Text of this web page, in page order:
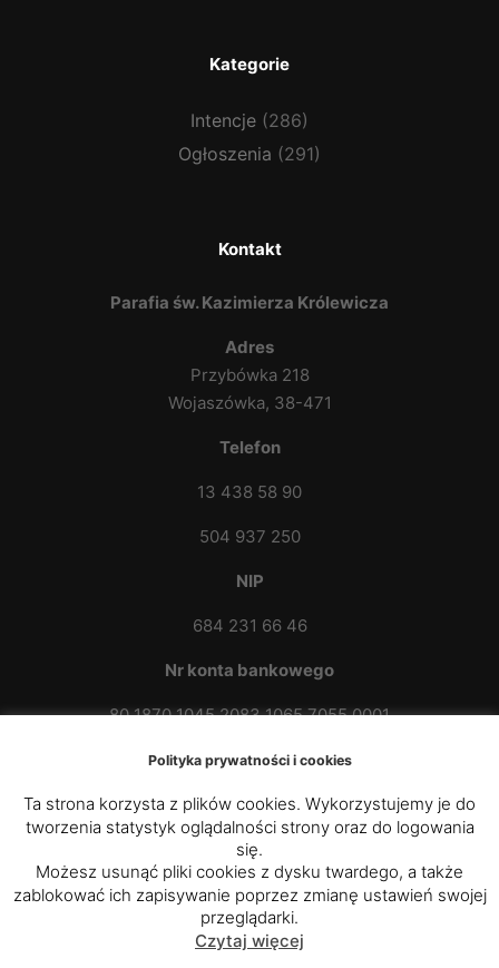
Kategorie
Intencje (286)
Ogłoszenia (291)
Kontakt
Parafia św. Kazimierza Królewicza
Adres
Przybówka 218
Wojaszówka, 38-471
Telefon
13 438 58 90
504 937 250
NIP
684 231 66 46
Nr konta bankowego
80 1870 1045 2083 1065 7055 0001
Parafia Rzymskokatolicka p.w. św.
Kazimierza Królewicza w Przybówce
Polityka prywatności i cookies
Ta strona korzysta z plików cookies. Wykorzystujemy je do
tworzenia statystyk oglądalności strony oraz do logowania
się.
Możesz usunąć pliki cookies z dysku twardego, a także
zablokować ich zapisywanie poprzez zmianę ustawień swojej
przeglądarki.
Czytaj więcej